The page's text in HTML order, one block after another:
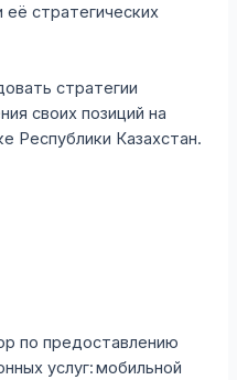
стратегических
стратегии
своих позиций на
Республики Казахстан.
по предоставлению
услуг: мобильной